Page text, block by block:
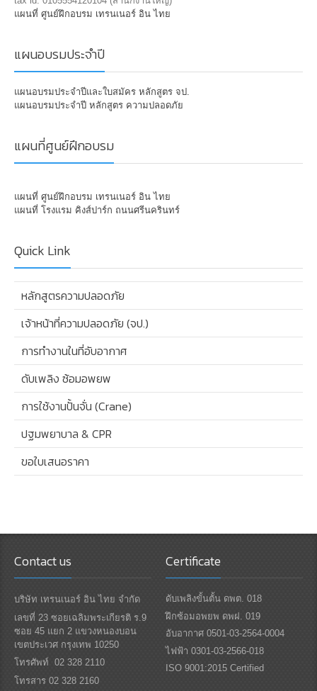
แผนที่ ศูนย์ฝึกอบรม เทรนเนอร์ อิน ไทย
แผนอบรมประจำปี
แผนอบรมประจำปีและใบสมัคร หลักสูตร จป.
แผนอบรมประจำปี หลักสูตร ความปลอดภัย
แผนที่ศูนย์ฝึกอบรม
แผนที่ ศูนย์ฝึกอบรม เทรนเนอร์ อิน ไทย
แผนที่ โรงแรม คิงส์ปาร์ก ถนนศรีนครินทร์
Quick Link
หลักสูตรความปลอดภัย
เจ้าหน้าที่ความปลอดภัย (จป.)
การทำงานในที่อับอากาศ
ดับเพลิง ซ้อมอพยพ
การใช้งานปั้นจั่น (Crane)
ปฐมพยาบาล & CPR
ขอใบเสนอราคา
Contact us
บริษัท เทรนเนอร์ อิน ไทย จำกัด
เลขที่ 23 ซอยเฉลิมพระเกียรติ ร.9
ซอย 45 แยก 2 แขวงหนองบอน
เขตประเวศ กรุงเทพ 10250
โทรศัพท์ 02 328 2110
โทรสาร 02 328 2160
Certificate
ดับเพลิงขั้นตั้น ดพต. 018
ฝึกซ้อมอพยพ ดพฝ. 019
อับอากาศ 0501-03-2564-0004
ไฟฟ้า 0301-03-2566-018
ISO 9001:2015 Certified